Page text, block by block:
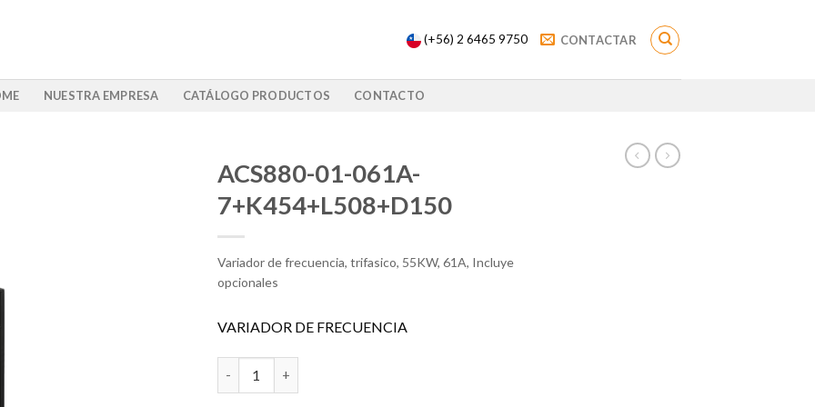
(+56) 2 6465 9750 CONTACTAR
NUESTRA EMPRESA CATÁLOGO PRODUCTOS CONTACTO
ACS880-01-061A-
7+K454+L508+D150
Variador de frecuencia, trifasico, 55KW, 61A, Incluye
opcionales
VARIADOR DE FRECUENCIA